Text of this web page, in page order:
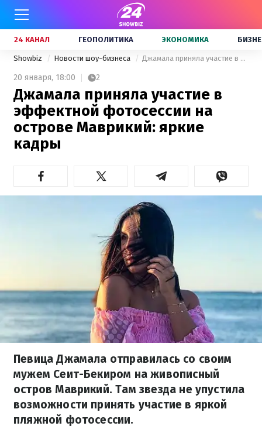
24 КАНАЛ ГЕОПОЛИТИКА ЭКОНОМИКА
Showbiz Новости шоу-бизнеса Джамала приняла участие в эффектной фотосессии на острове Маврикий: яркие кадры
20 января, 18:00 2
Джамала приняла участие в
эффектной фотосессии на
острове Маврикий: яркие
кадры
Певица Джамала отправилась со своим
мужем Сеит-Бекиром на живописный
остров Маврикий. Там звезда не упустила
возможности принять участие в яркой
пляжной фотосессии.